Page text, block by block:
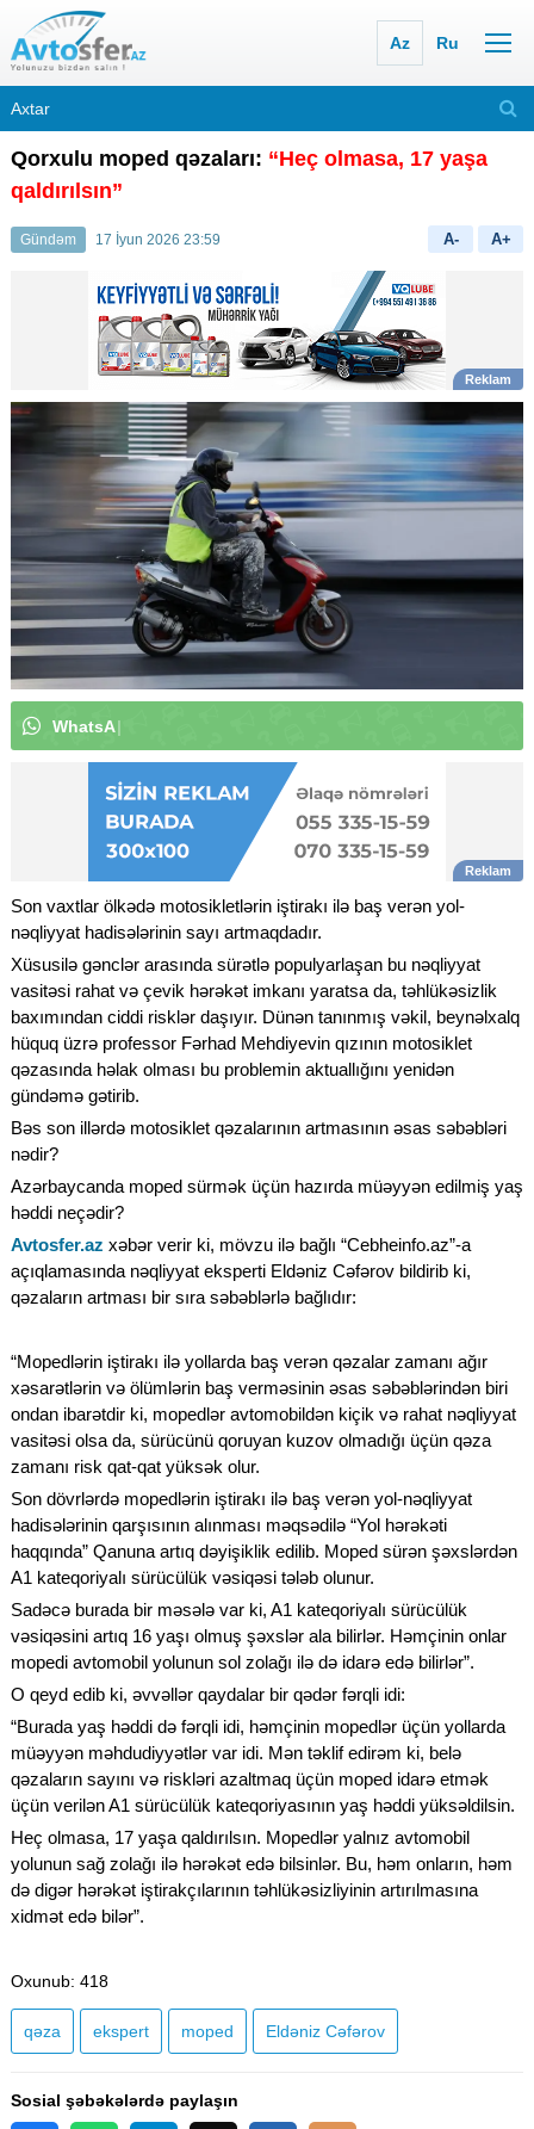
Az Ru
Qorxulu moped qəzaları: “Heç olmasa, 17 yaşa
qaldırılsın”
Gündəm 17 İyun 2026 23:59 A- A+
WhatsAp
Son vaxtlar ölkədə motosikletlərin iştirakı ilə baş verən yol-
nəqliyyat hadisələrinin sayı artmaqdadır.
Xüsusilə gənclər arasında sürətlə populyarlaşan bu nəqliyyat
vasitəsi rahat və çevik hərəkət imkanı yaratsa da, təhlükəsizlik
baxımından ciddi risklər daşıyır. Dünən tanınmış vəkil, beynəlxalq
hüquq üzrə professor Fərhad Mehdiyevin qızının motosiklet
qəzasında həlak olması bu problemin aktuallığını yenidən
gündəmə gətirib.
Bəs son illərdə motosiklet qəzalarının artmasının əsas səbəbləri
nədir?
Azərbaycanda moped sürmək üçün hazırda müəyyən edilmiş yaş
həddi neçədir?
Avtosfer.az xəbər verir ki, mövzu ilə bağlı “Cebheinfo.az”-a
açıqlamasında nəqliyyat eksperti Eldəniz Cəfərov bildirib ki,
qəzaların artması bir sıra səbəblərlə bağlıdır:
“Mopedlərin iştirakı ilə yollarda baş verən qəzalar zamanı ağır
xəsarətlərin və ölümlərin baş verməsinin əsas səbəblərindən biri
ondan ibarətdir ki, mopedlər avtomobildən kiçik və rahat nəqliyyat
vasitəsi olsa da, sürücünü qoruyan kuzov olmadığı üçün qəza
zamanı risk qat-qat yüksək olur.
Son dövrlərdə mopedlərin iştirakı ilə baş verən yol-nəqliyyat
hadisələrinin qarşısının alınması məqsədilə “Yol hərəkəti
haqqında” Qanuna artıq dəyişiklik edilib. Moped sürən şəxslərdən
A1 kateqoriyalı sürücülük vəsiqəsi tələb olunur.
Sadəcə burada bir məsələ var ki, A1 kateqoriyalı sürücülük
vəsiqəsini artıq 16 yaşı olmuş şəxslər ala bilirlər. Həmçinin onlar
mopedi avtomobil yolunun sol zolağı ilə də idarə edə bilirlər”.
O qeyd edib ki, əvvəllər qaydalar bir qədər fərqli idi:
“Burada yaş həddi də fərqli idi, həmçinin mopedlər üçün yollarda
müəyyən məhdudiyyətlər var idi. Mən təklif edirəm ki, belə
qəzaların sayını və riskləri azaltmaq üçün moped idarə etmək
üçün verilən A1 sürücülük kateqoriyasının yaş həddi yüksəldilsin.
Heç olmasa, 17 yaşa qaldırılsın. Mopedlər yalnız avtomobil
yolunun sağ zolağı ilə hərəkət edə bilsinlər. Bu, həm onların, həm
də digər hərəkət iştirakçılarının təhlükəsizliyinin artırılmasına
xidmət edə bilər”.
Oxunub: 418
qəza ekspert moped Eldəniz Cəfərov
Sosial şəbəkələrdə paylaşın